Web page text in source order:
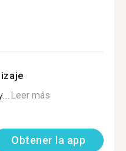
Leer más
Obtener la app